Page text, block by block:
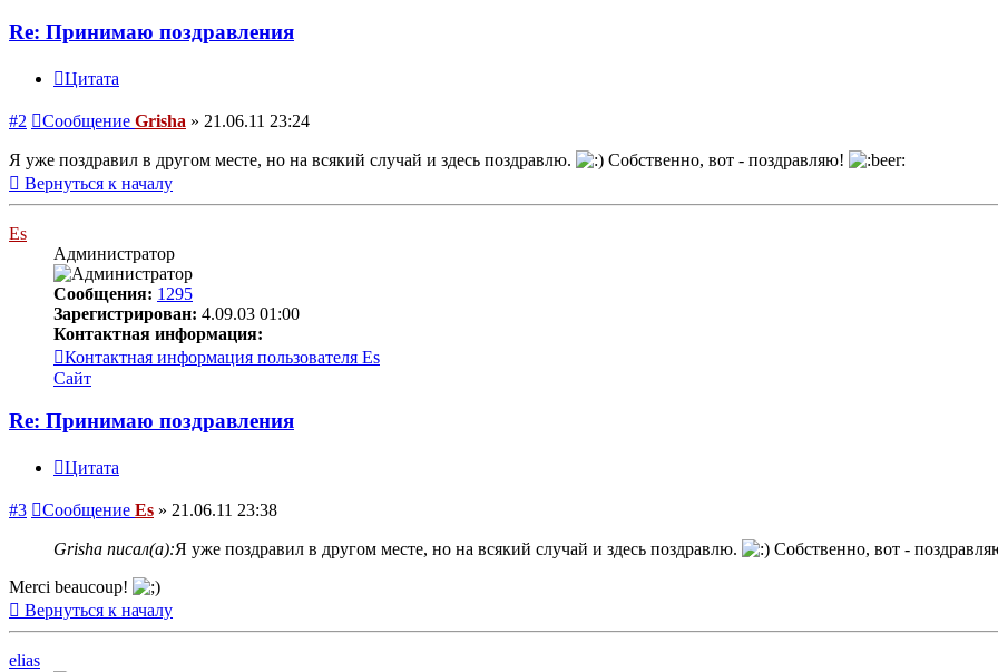
Re: Принимаю поздравления
Цитата
#2 Сообщение Grisha » 21.06.11 23:24
Я уже поздравил в другом месте, но на всякий случай и здесь поздравлю.
Собственно, вот - поздравляю!
Вернуться к началу
Es
Администратор
Сообщения: 1295
Зарегистрирован: 4.09.03 01:00
Контактная информация:
Контактная информация пользователя Es
Сайт
Re: Принимаю поздравления
Цитата
#3 Сообщение Es » 21.06.11 23:38
Grisha писал(а):Я уже поздравил в другом месте, но на всякий случай и здесь поздравлю.
Собственно, вот -
Merci beaucoup!
Вернуться к началу
elias